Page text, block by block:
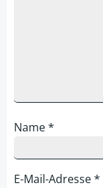
Name*
E-Mail-Adresse*